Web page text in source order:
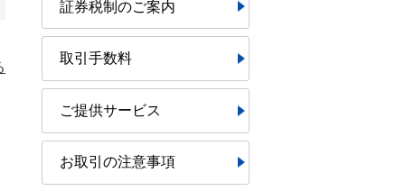
証券税制のご案内
取引手数料
ご提供サービス
お取引の注意事項